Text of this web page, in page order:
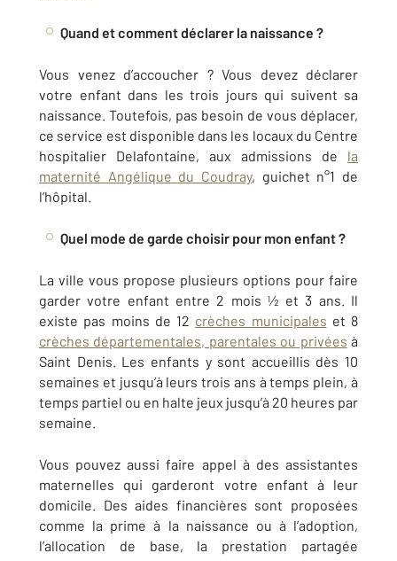
Quand et comment déclarer la naissance ?
Vous venez d’accoucher ? Vous devez déclarer
votre enfant dans les trois jours qui suivent sa
naissance. Toutefois, pas besoin de vous déplacer,
ce service est disponible dans les locaux du Centre
hospitalier Delafontaine, aux admissions de la
maternité Angélique du Coudray, guichet n°1 de
l’hôpital.
Quel mode de garde choisir pour mon enfant ?
La ville vous propose plusieurs options pour faire
garder votre enfant entre 2 mois ½ et 3 ans. Il
existe pas moins de 12 crèches municipales et 8
crèches départementales, parentales ou privées à
Saint Denis. Les enfants y sont accueillis dès 10
semaines et jusqu’à leurs trois ans à temps plein, à
temps partiel ou en halte jeux jusqu’à 20 heures par
semaine.
Vous pouvez aussi faire appel à des assistantes
maternelles qui garderont votre enfant à leur
domicile. Des aides financières sont proposées
comme la prime à la naissance ou à l’adoption,
l’allocation de base, la prestation partagée